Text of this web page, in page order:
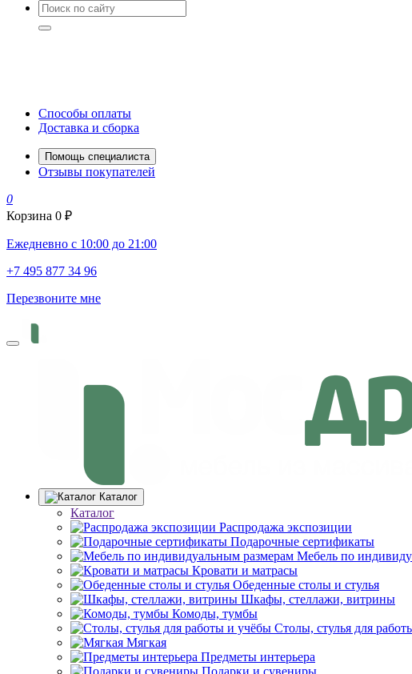
Способы оплаты
Доставка и сборка
Помощь специалиста
Отзывы покупателей
0
Корзина 0 ₽
Ежедневно с 10:00 до 21:00
+7 495 877 34 96
Перезвоните мне
Каталог
Каталог
Распродажа экспозиции
Подарочные сертификаты
Мебель по
Кровати и матрасы
Обеденные столы и стулья
Шкафы, стеллажи, витрины
Комоды, тумбы
Столы, стулья для
Мягкая
Предметы интерьера
Подарки и сувениры